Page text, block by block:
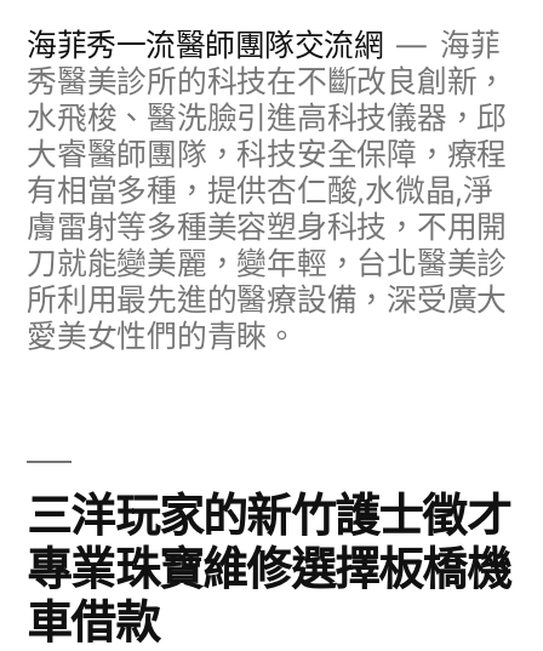
海菲秀一流醫師團隊交流網
海菲
秀醫美診所的科技在不斷改良創新，
水飛梭、醫洗臉引進高科技儀器，邱
大睿醫師團隊，科技安全保障，療程
有相當多種，提供杏仁酸,水微晶,淨
膚雷射等多種美容塑身科技，不用開
刀就能變美麗，變年輕，台北醫美診
所利用最先進的醫療設備，深受廣大
愛美女性們的青睞。
三洋玩家的新竹護士徵才
專業珠寶維修選擇板橋機
車借款